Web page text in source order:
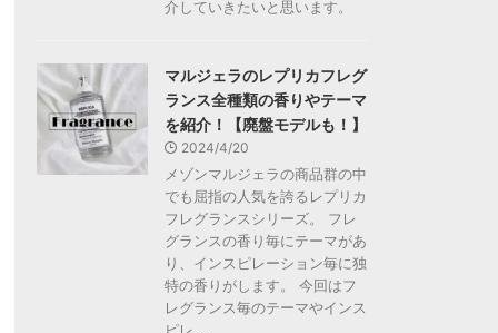
介していきたいと思います。
マルジェラのレプリカフレグ
ランス全種類の香りやテーマ
を紹介！【廃盤モデルも！】
2024/4/20
メゾンマルジェラの商品群の中
でも屈指の人気を誇るレプリカ
フレグランスシリーズ。 フレ
グランスの香り毎にテーマがあ
り、インスピレーション毎に独
特の香りがします。 今回はフ
レグランス毎のテーマやインス